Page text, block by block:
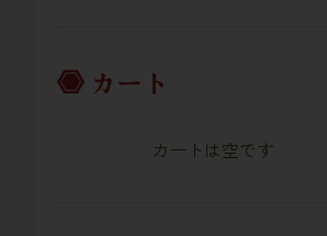
カート
カートは空です